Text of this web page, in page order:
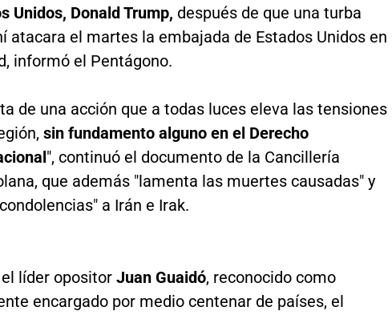
Unidos, Donald Trump, después de que una turba
atacara el martes la embajada de Estados Unidos en
informó el Pentágono.
de una acción que a todas luces eleva las tensiones
sin fundamento alguno en el Derecho
", continuó el documento de la Cancillería
que además "lamenta las muertes causadas" y
a Irán e Irak.
líder opositor Juan Guaidó, reconocido como
encargado por medio centenar de países, el